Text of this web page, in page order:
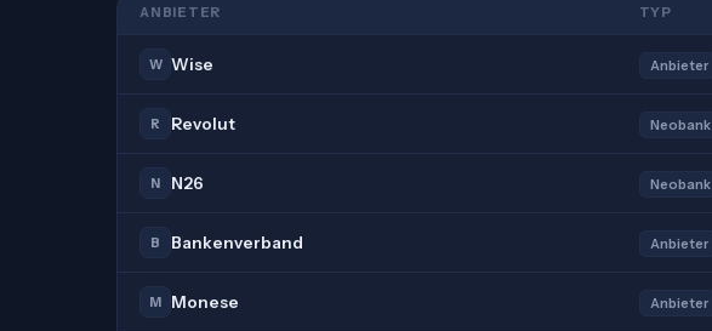
ANBIETER TYP
W Wise Anbieter
R Revolut Neobank
N N26 Neobank
B Bankenverband Anbieter
M Monese Anbieter